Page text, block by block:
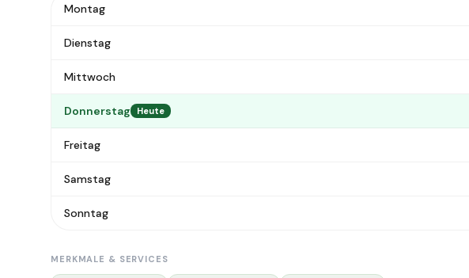
Montag
Dienstag
Mittwoch
Donnerstag Heute
Freitag
Samstag
Sonntag
MERKMALE & SERVICES